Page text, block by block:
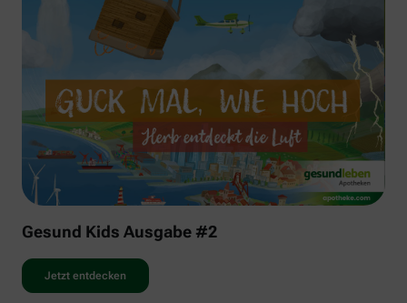
Gesund Kids Ausgabe #2
Jetzt entdecken